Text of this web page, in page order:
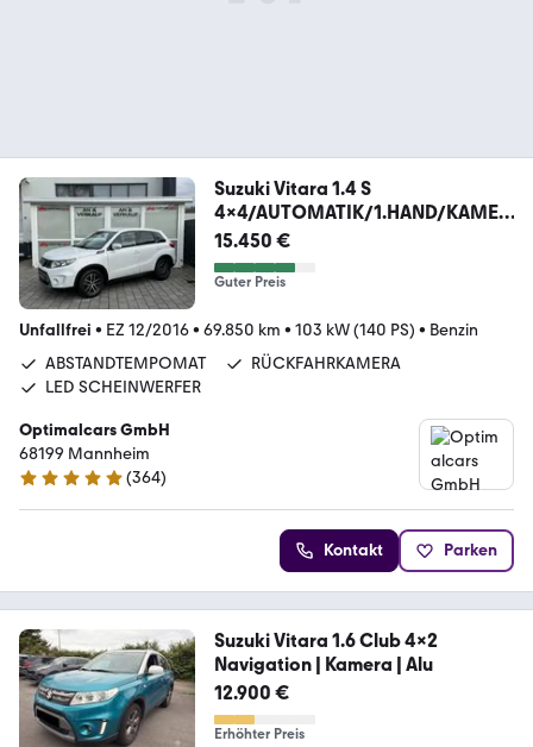
Suzuki Vitara 1.4 S
4x4/AUTOMATIK/1.HAND/KAMER
A/NAVI
15.450 €
Guter Preis
Unfallfrei • EZ 12/2016• 69.850 km • 103 kW (140 PS) • Benzin
ABSTANDTEMPOMAT
RÜCKFAHRKAMERA
LED SCHEINWERFER
Optimalcars GmbH
68199 Mannheim
4.9 Sterne
(364)
Kontakt Parken
Suzuki Vitara 1.6 Club 4x2
Navigation | Kamera | Alu
12.900 €
Erhöhter Preis